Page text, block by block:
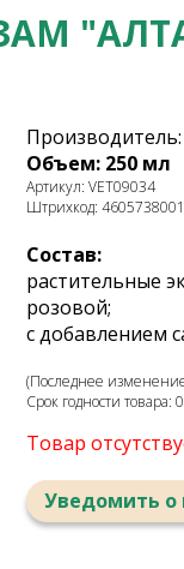
Объем: 250 мл
Артикул: VET09034
Штрихкод:
Состав:
растительные
розовой;
с добавлением
(Последнее
Срок годности товара:
Товар
Уведомить о